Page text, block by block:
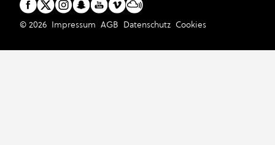
© 2026 Impressum AGB Datenschutz Cookies